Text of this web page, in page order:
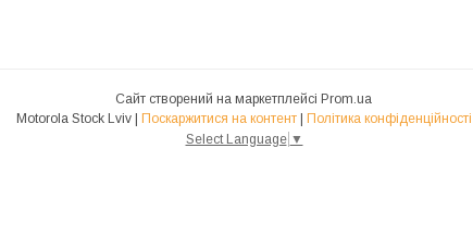
Сайт створений на маркетплейсі Prom.ua
Поскаржитися на контент
Політика конфіденційності
Select Language ▼